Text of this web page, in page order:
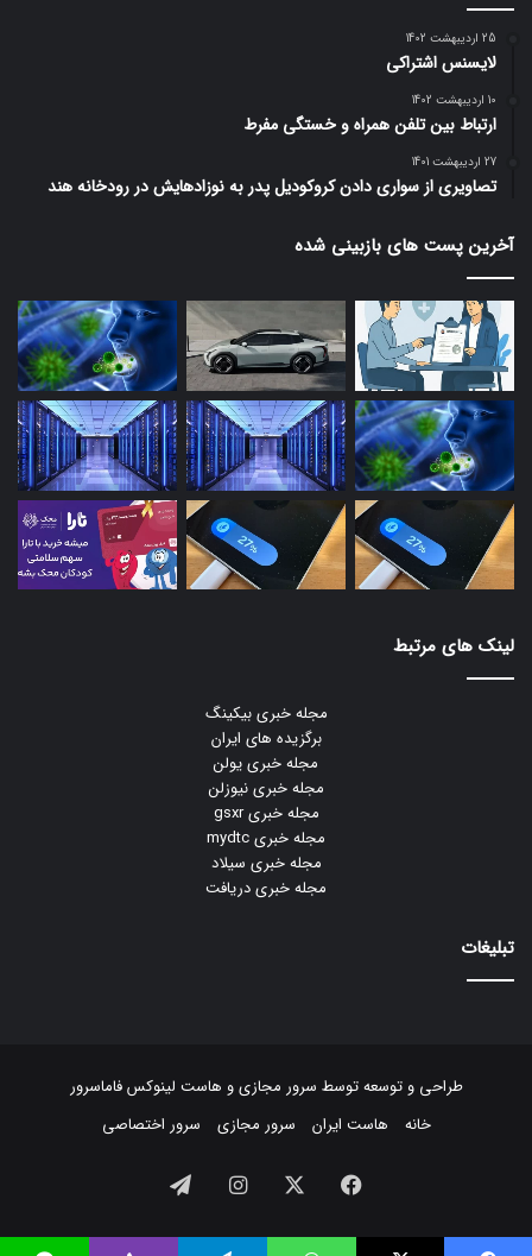
25 اردیبهشت 1402
لایسنس اشتراکی
10 اردیبهشت 1402
ارتباط بین تلفن همراه و خستگی مفرط
27 اردیبهشت 1401
تصاویری از سواری دادن کروکودیل پدر به نوزادهایش در رودخانه هند
آخرین پست های بازبینی شده
لینک های مرتبط
مجله خبری بیکینگ
برگزیده های ایران
مجله خبری یولن
مجله خبری نیوزلن
مجله خبری gsxr
مجله خبری mydtc
مجله خبری سیلاد
مجله خبری دریافت
تبلیغات
طراحی و توسعه توسط سرور مجازیو هاست لینوکسفاماسرور
خانه
هاست ایران سرور مجازی سرور اختصاصی
فیسبوک ایکس اینستاگرام